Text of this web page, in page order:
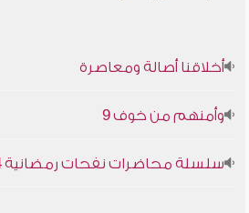
أخلاقنا أصالة ومعاصرة
وأمنهم من خوف 9
سلسلة محاضرات نفحات رمضانية 1444هـ